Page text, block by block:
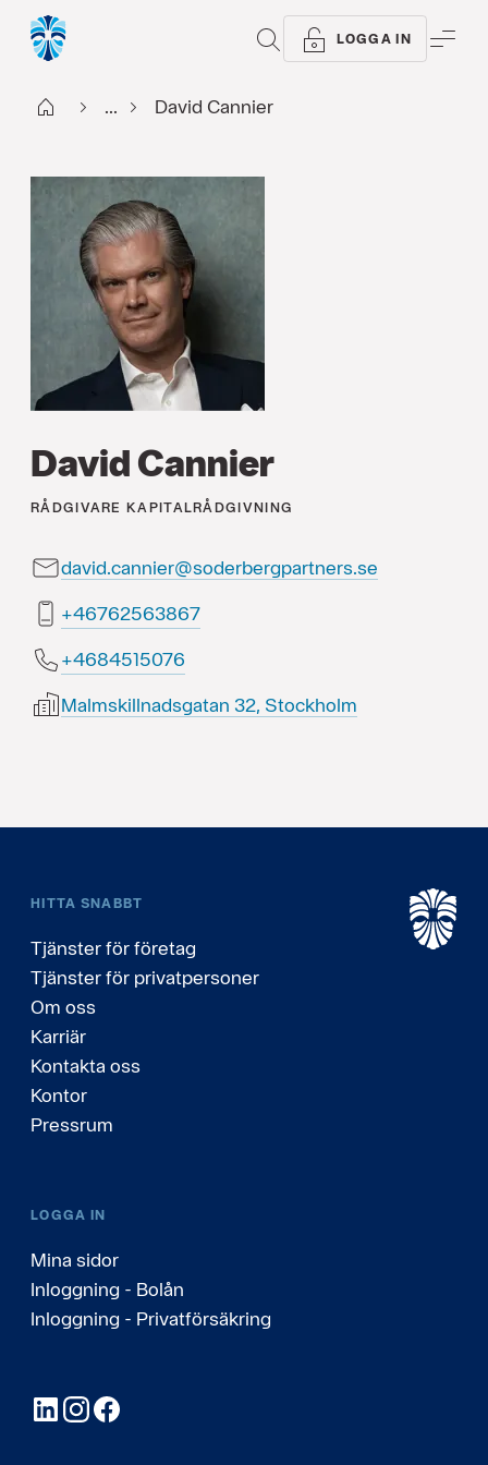
SÖK LOGGA IN
Start ... David Cannier
David Cannier
RÅDGIVARE KAPITALRÅDGIVNING
david.cannier@soderbergpartners.se
76836526764+
6705154864+
Malmskillnadsgatan 32, Stockholm
HITTA SNABBT
Tjänster för företag
Tjänster för privatpersoner
Om oss
Karriär
Kontakta oss
Kontor
Pressrum
LOGGA IN
Mina sidor
Inloggning - Bolån
Inloggning - Privatförsäkring
LinkedInInstagram